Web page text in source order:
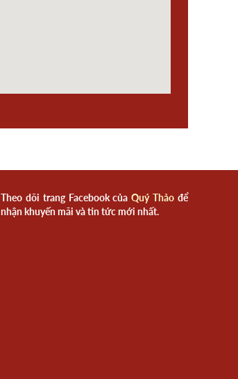
Theo dõi trang Facebook củaQuý Thảo để
nhận khuyến mãi và tin tức mới nhất.